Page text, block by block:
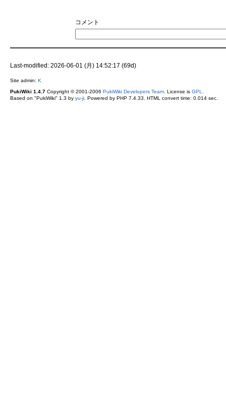
コメント
Last-modified: 2026-06-01 (月) 14:52:17 (69d)
Site admin: K
PukiWiki 1.4.7Copyright © 2001-2006 PukiWiki Developers Team. License is GPL
Based on "PukiWiki" 1.3 by yu-ji. Powered by PHP 7.4.33. HTML convert time: 0.014 sec.